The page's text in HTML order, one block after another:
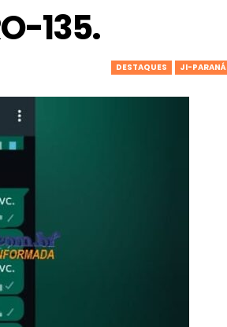
135.
DESTAQUES JI-PARANÁ